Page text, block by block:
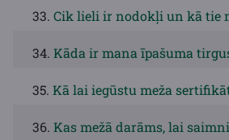
33. Cik lieli ir nodokļi un kā tie
34. Kāda ir mana īpašuma
35. Kā lai iegūstu meža
36. Kas mežā darāms, lai